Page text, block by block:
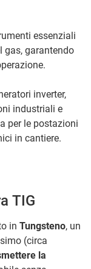
essenziali
gas, garantendo
inverter,
industriali e
per le postazioni
in cantiere.
TIG
in Tungsteno, un
(circa
la